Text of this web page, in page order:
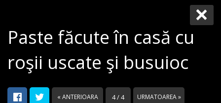
Paste făcute în casă cu
roşii uscate şi busuioc
« ANTERIOARA 4 / 4 URMATOAREA »